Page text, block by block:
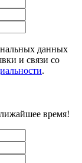
данных
и связи со
.
время!